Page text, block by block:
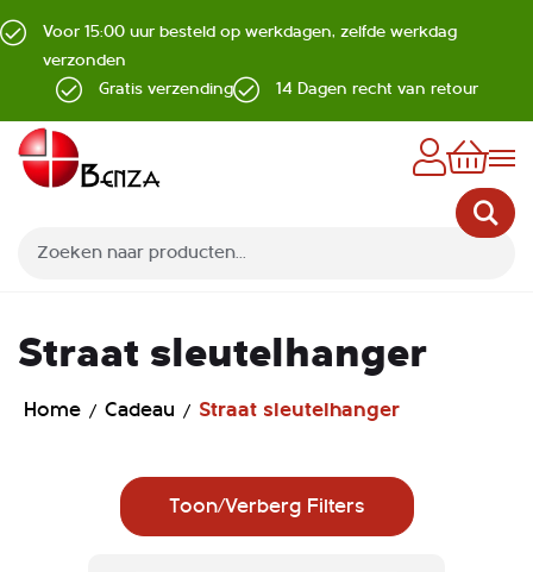
Voor 15:00 uur besteld op werkdagen, zelfde werkdag
verzonden
Gratis verzending
14 Dagen recht van retour
Straat sleutelhanger
Home Cadeau Straat sleutelhanger
Toon/Verberg Filters